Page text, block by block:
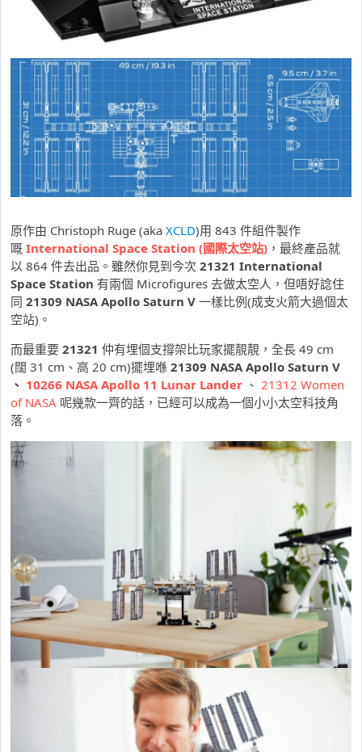
原作由 Christoph Ruge (aka XCLD)用 843 件組件製作
嘅 International Space Station (國際太空站) ，最終產品就
以 864 件去出品。雖然你見到今次 21321 International
Space Station 有兩個 Microfigures 去做太空人，但唔好諗住
同 21309 NASA Apollo Saturn V 一樣比例(成支火箭大過個太
空站)。
而最重要 21321 仲有埋個支撐架比玩家擺靚靚，全長 49 cm
(闊 31 cm、高 20 cm)擺埋喺 21309 NASA Apollo Saturn V
、 10266 NASA Apollo 11 Lunar Lander 、 21312 Women
of NASA 呢幾款一齊的話，已經可以成為一個小小太空科技角
落。